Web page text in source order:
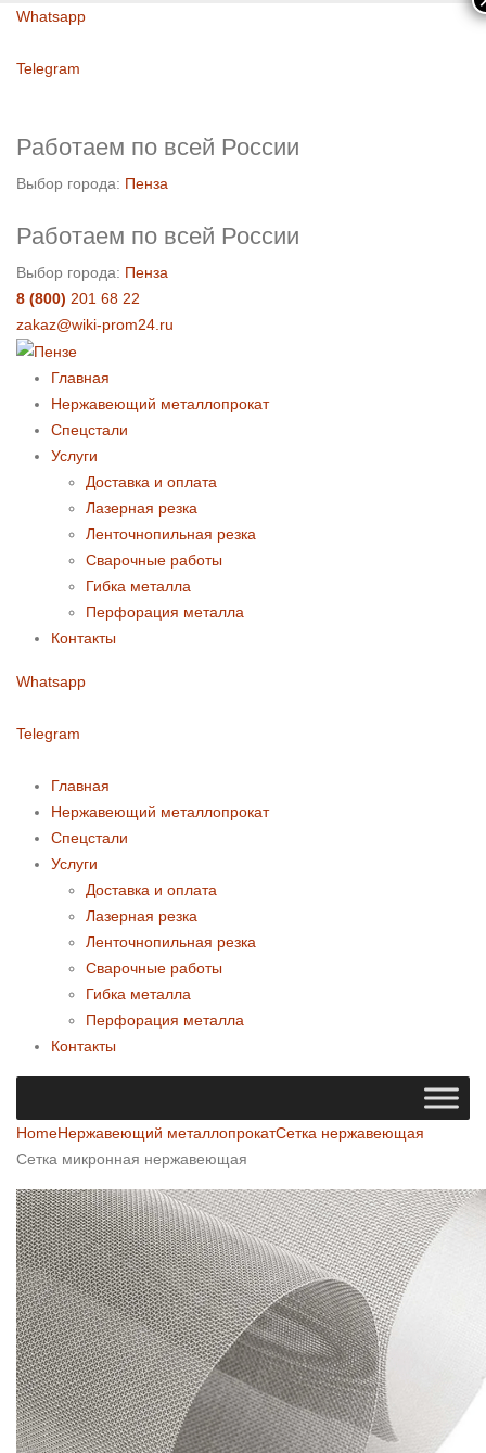
Whatsapp
Telegram
Работаем по всей России
Выбор города: Пенза
Работаем по всей России
Выбор города: Пенза
8 (800) 201 68 22
zakaz@wiki-prom24.ru
Главная
Нержавеющий металлопрокат
Спецстали
Услуги
Доставка и оплата
Лазерная резка
Ленточнопильная резка
Сварочные работы
Гибка металла
Перфорация металла
Контакты
Whatsapp
Telegram
Главная
Нержавеющий металлопрокат
Спецстали
Услуги
Доставка и оплата
Лазерная резка
Ленточнопильная резка
Сварочные работы
Гибка металла
Перфорация металла
Контакты
HomeНержавеющий металлопрокатСетка нержавеющая
Сетка микронная нержавеющая